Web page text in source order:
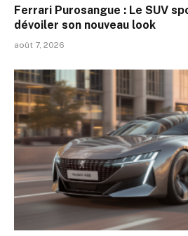
Ferrari Purosangue : Le SUV
dévoiler son nouveau look
août 7, 2026